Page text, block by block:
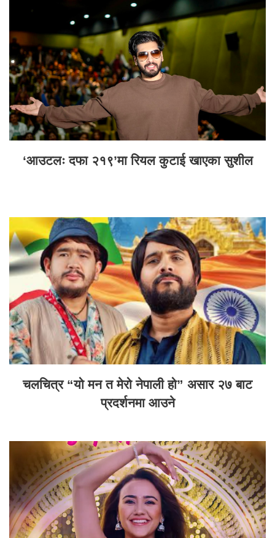
‘आउटलः दफा २१९’मा रियल कुटाई खाएका सुशील
चलचित्र “यो मन त मेरो नेपाली हो” असार २७ बाट
प्रदर्शनमा आउने